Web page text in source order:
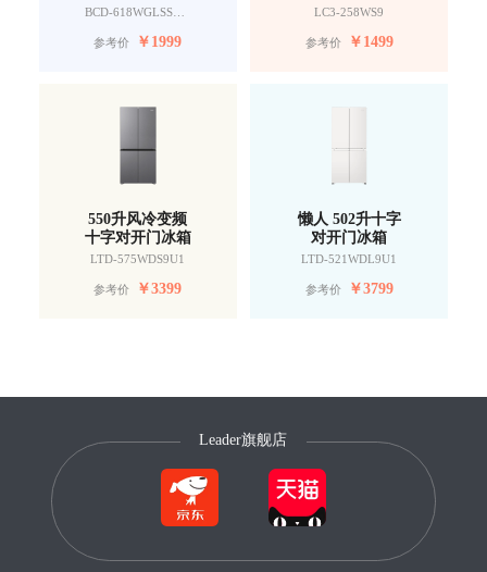
BCD-618WGLSSEDW9
参考价 ￥1999
LC3-258WS9
参考价 ￥1499
550升风冷变频
十字对开门冰箱
LTD-575WDS9U1
参考价 ￥3399
懒人 502升十字
对开门冰箱
LTD-521WDL9U1
参考价 ￥3799
Leader旗舰店